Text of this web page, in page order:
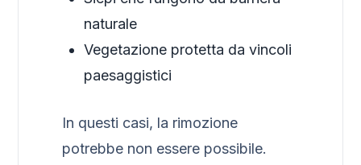
naturale
Vegetazione protetta da vincoli
paesaggistici
In questi casi, la rimozione
potrebbe non essere possibile.